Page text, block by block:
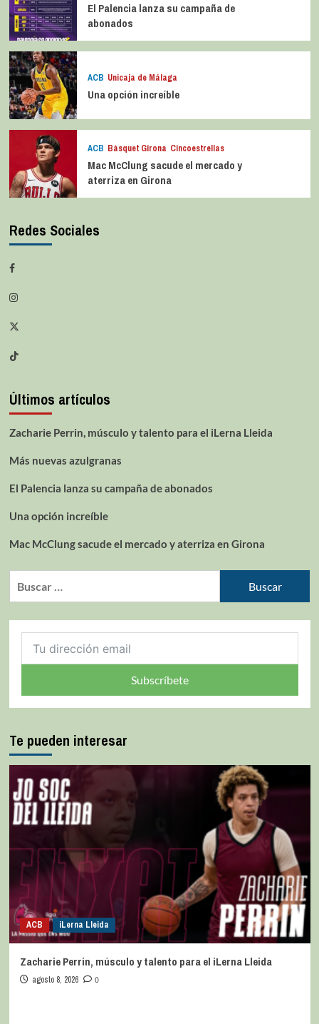
El Palencia lanza su campaña de
abonados
ACB Unicaja de Málaga
Una opción increíble
ACB Bàsquet Girona Cincoestrellas
Mac McClung sacude el mercado y
aterriza en Girona
Redes Sociales
Últimos artículos
Zacharie Perrin, músculo y talento para el iLerna Lleida
Más nuevas azulgranas
El Palencia lanza su campaña de abonados
Una opción increíble
Mac McClung sacude el mercado y aterriza en Girona
Subscríbete
Te pueden interesar
ACB iLerna Lleida
Zacharie Perrin, músculo y talento para el iLerna Lleida
agosto 8, 2026 0